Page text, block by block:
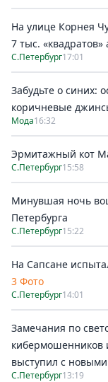
На улице Корнея
7 тыс. «квадратов»
С.Петербург17:01
Забудьте о синих:
коричневые
Мода16:32
Эрмитажный кот
С.Петербург15:58
Минувшая ночь
Петербурга
С.Петербург15:22
На Сапсане
3 Фото
С.Петербург14:01
Замечания по
кибермошенников
выступил с
С.Петербург13:19